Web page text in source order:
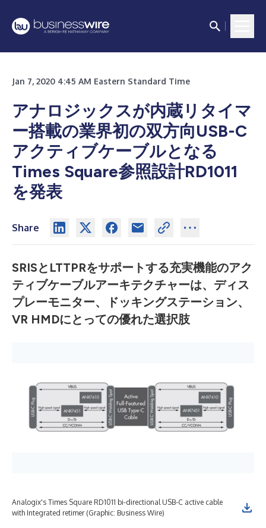
Jan 7, 2020 4:45 AM Eastern Standard Time
アナロジックスが内蔵リタイマ
ー搭載の業界初の双方向USB-C
アクティブケーブルとなる
Times Square参照設計RD1011
を発表
Share
SRISとLTTPRをサポートする充実機能のアク
ティブケーブルアーキテクチャーは、ディス
プレーモニター、ドッキングステーション、
VR HMDにとっての優れた選択肢
Analogix's Times Square RD1011 bi-directional USB-C active cable
with Integrated retimer (Graphic: Business Wire)